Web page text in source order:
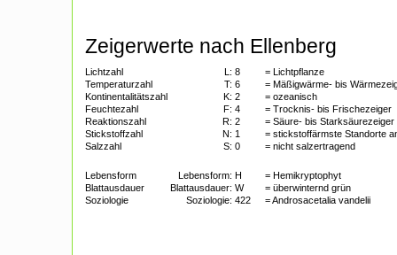
Zeigerwerte nach Ellenberg
Lichtzahl L: 8
= Lichtpflanze
Temperaturzahl
T: 6
= Mäßigwärme- bis
Kontinentalitätszahl
K: 2
= ozeanisch
Feuchtezahl
F: 4
= Trocknis- bis Frischezeiger
Reaktionszahl
R: 2
= Säure- bis Starksäurezeiger
Stickstoffzahl
N: 1
= stickstoffärmste Standorte
Salzzahl
S: 0 = nicht salzertragend
Lebensform Lebensform: H
= Hemikryptophyt
Blattausdauer
Blattausdauer: W
= überwinternd grün
Soziologie
Soziologie: 422 = Androsacetalia vandelii